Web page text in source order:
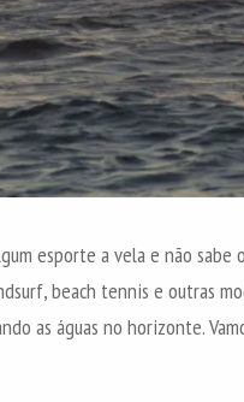
esporte a vela e não sabe
beach tennis e outras
as águas no horizonte.